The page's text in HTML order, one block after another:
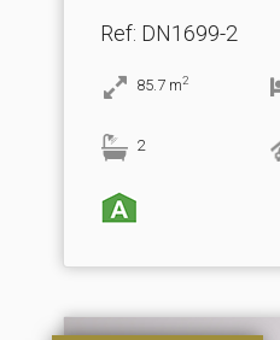
Ref: DN1699-2
85.7 m2
2